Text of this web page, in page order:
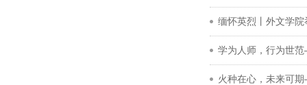
缅怀英烈丨外文学院
学为人师，行为世
火种在心，未来可